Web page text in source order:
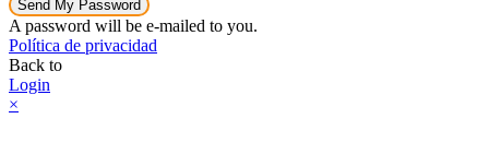
Send My Password
A password will be e-mailed to you.
Política de privacidad
Back to
Login
×